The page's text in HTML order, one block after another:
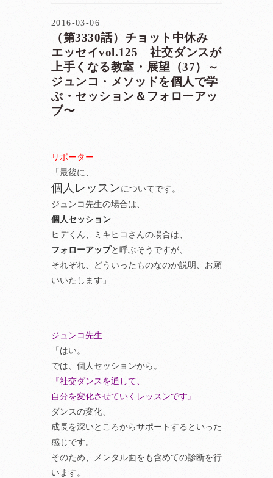
2016-03-06
（第3330話）チョット中休み
エッセイvol.125 社交ダンスが
上手くなる教室・展望（37）～
ジュンコ・メソッドを個人で学
ぶ・セッション＆フォローアッ
プ〜
リポーター
「最後に、
個人レッスンについてです。
ジュンコ先生の場合は、
個人セッション
ヒデくん、ミキヒコさんの場合は、
フォローアップと呼ぶそうですが、
それぞれ、どういったものなのか説明、お願
いいたします」
ジュンコ先生
「はい。
では、個人セッションから。
『社交ダンスを通して、
自分を変化させていくレッスンです』
ダンスの変化、
成長を深いところからサポートするといった
感じです。
そのため、メンタル面をも含めての診断を行
います。